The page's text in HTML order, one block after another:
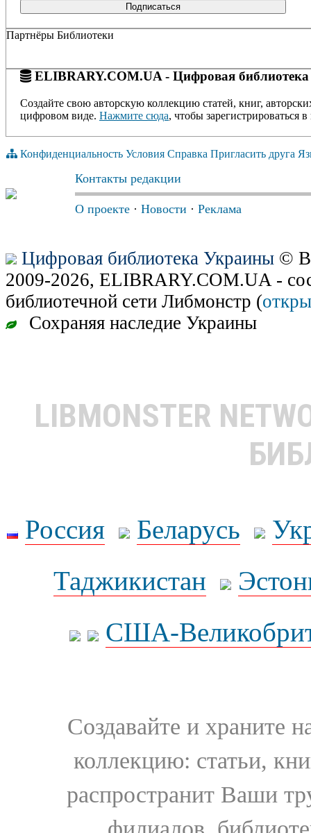
Подписаться
Партнёры Библиотеки
ELIBRARY.COM.UA - Цифровая библиотека
Создайте свою авторскую коллекцию статей, книг,
цифровом виде. Нажмите сюда, чтобы зарегистрироваться в
Конфиденциальность Условия Справка Пригласить друга
Контакты редакции
О проекте · Новости · Реклама
Цифровая библиотека Украины ©
2009-2026, ELIBRARY.COM.UA -
библиотечной сети Либмонстр (
Сохраняя наследие Украины
LIBMONSTER
Россия Беларусь
Таджикистан
США-
Создавайте и храните
коллекцию: статьи,
распространит Ваши